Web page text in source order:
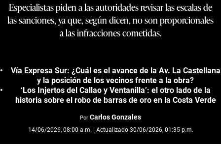
Especialistas piden a las autoridades revisar las escalas de
las sanciones, ya que, según dicen, no son proporcionales
a las infracciones cometidas.
Vía Expresa Sur: ¿Cuál es el avance de la Av. La Castellana
y la posición de los vecinos frente a la obra?
‘Los Injertos del Callao y Ventanilla’: el otro lado de la
historia sobre el robo de barras de oro en la Costa Verde
Por Carlos Gonzales
14/06/2026, 08:00 a.m. | Actualizado 30/06/2026, 01:35 p.m.